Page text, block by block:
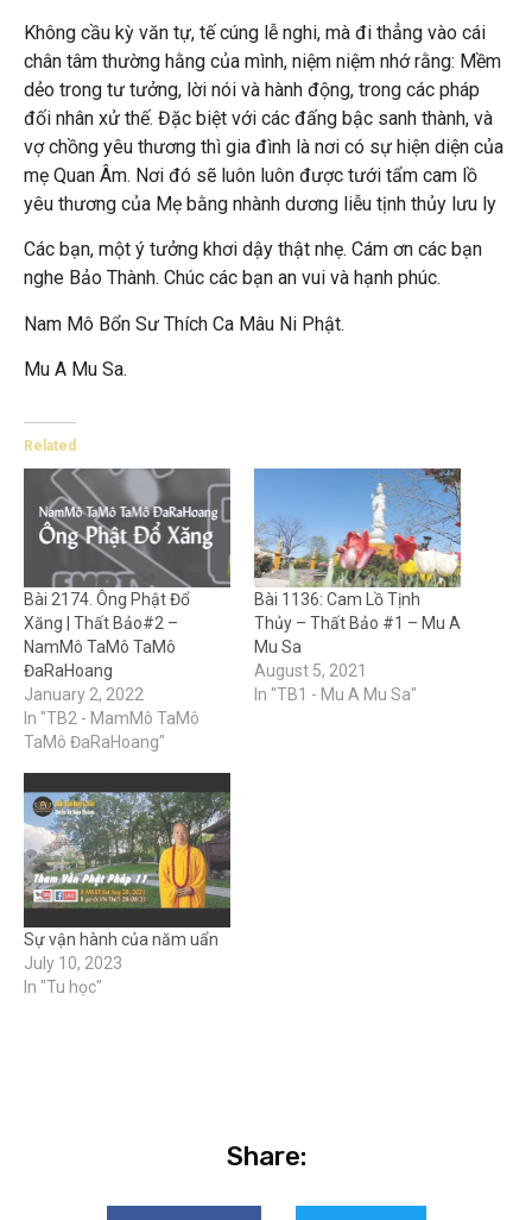
Không cầu kỳ văn tự, tế cúng lễ nghi, mà đi thẳng vào cái
chân tâm thường hằng của mình, niệm niệm nhớ rằng: Mềm
dẻo trong tư tưởng, lời nói và hành động, trong các pháp
đối nhân xử thế. Đặc biệt với các đấng bậc sanh thành, và
vợ chồng yêu thương thì gia đình là nơi có sự hiện diện của
mẹ Quan Âm. Nơi đó sẽ luôn luôn được tưới tẩm cam lồ
yêu thương của Mẹ bằng nhành dương liễu tịnh thủy lưu ly
Các bạn, một ý tưởng khơi dậy thật nhẹ. Cám ơn các bạn
nghe Bảo Thành. Chúc các bạn an vui và hạnh phúc.
Nam Mô Bổn Sư Thích Ca Mâu Ni Phật.
Mu A Mu Sa.
Related
Bài 2174. Ông Phật Đổ
Xăng | Thất Bảo#2 –
NamMô TaMô TaMô
ĐaRaHoang
January 2, 2022
In "TB2 - MamMô TaMô
TaMô ĐaRaHoang"
Bài 1136: Cam Lồ Tịnh
Thủy – Thất Bảo #1 – Mu A
Mu Sa
August 5, 2021
In "TB1 - Mu A Mu Sa"
Sự vận hành của năm uẩn
July 10, 2023
In "Tu học"
Share: